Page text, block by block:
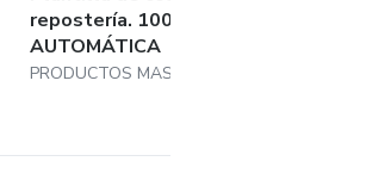
repostería. 100%
AUTOMÁTICA
PRODUCTOS MAS